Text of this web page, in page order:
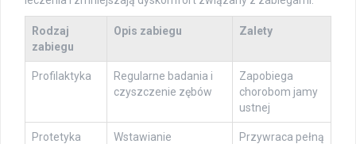
Rodzaj
zabiegu
Opis zabiegu Zalety
Profilaktyka
Regularne badania i
czyszczenie zębów
Zapobiega
chorobom jamy
ustnej
Protetyka
Wstawianie
Przywraca pełną